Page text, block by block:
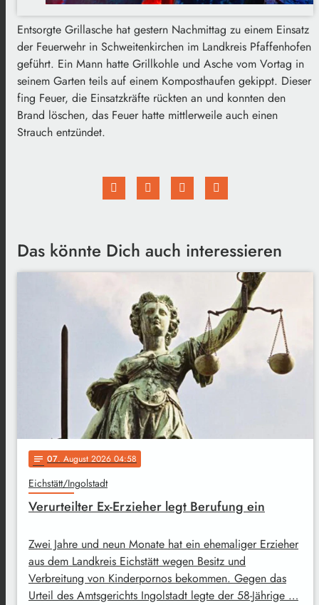
Entsorgte Grillasche hat gestern Nachmittag zu einem Einsatz
der Feuerwehr in Schweitenkirchen im Landkreis Pfaffenhofen
geführt. Ein Mann hatte Grillkohle und Asche vom Vortag in
seinem Garten teils auf einem Komposthaufen gekippt. Dieser
fing Feuer, die Einsatzkräfte rückten an und konnten den
Brand löschen, das Feuer hatte mittlerweile auch einen
Strauch entzündet.
Das könnte Dich auch interessieren
notes 07. August 2026 04:58
Eichstätt/Ingolstadt
Verurteilter Ex-Erzieher legt Berufung ein
Zwei Jahre und neun Monate hat ein ehemaliger Erzieher
aus dem Landkreis Eichstätt wegen Besitz und
Verbreitung von Kinderpornos bekommen. Gegen das
Urteil des Amtsgerichts Ingolstadt legte der 58-Jährige …